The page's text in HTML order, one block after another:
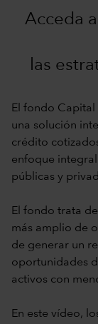
Acceda
las
El fondo
una solución
crédito
enfoque
públicas y
El fondo trata
más amplio de
de generar un
oportunidades
activos con
En este vídeo,